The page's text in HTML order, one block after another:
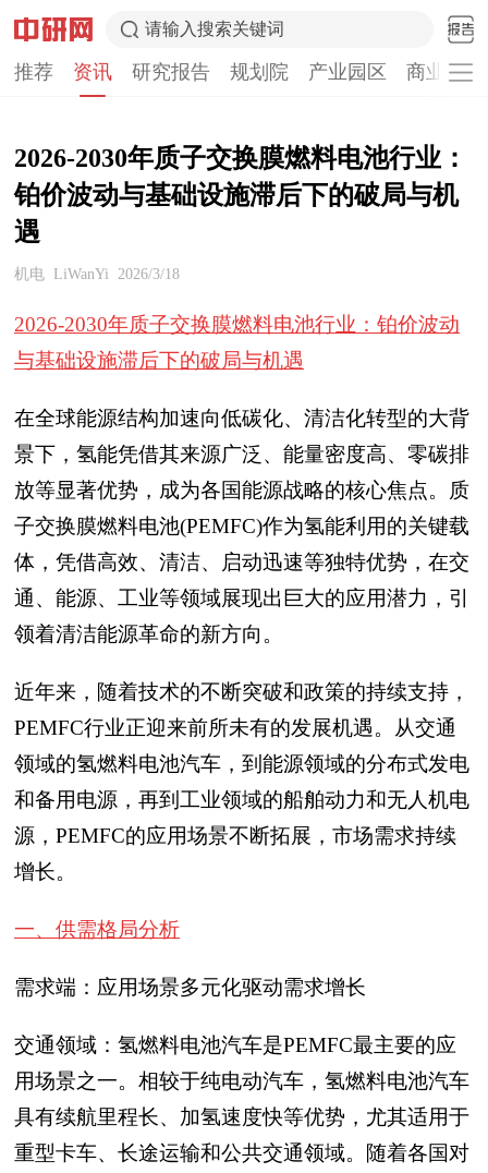
请输入搜索关键词
推荐 资讯 研究报告 规划院 产业园区 商业计
2026-2030年质子交换膜燃料电池行业：
铂价波动与基础设施滞后下的破局与机
遇
机电 LiWanYi 2026/3/18
2026-2030年质子交换膜燃料电池行业：铂价波动
与基础设施滞后下的破局与机遇
在全球能源结构加速向低碳化、清洁化转型的大背
景下，氢能凭借其来源广泛、能量密度高、零碳排
放等显著优势，成为各国能源战略的核心焦点。质
子交换膜燃料电池(PEMFC)作为氢能利用的关键载
体，凭借高效、清洁、启动迅速等独特优势，在交
通、能源、工业等领域展现出巨大的应用潜力，引
领着清洁能源革命的新方向。
近年来，随着技术的不断突破和政策的持续支持，
PEMFC行业正迎来前所未有的发展机遇。从交通
领域的氢燃料电池汽车，到能源领域的分布式发电
和备用电源，再到工业领域的船舶动力和无人机电
源，PEMFC的应用场景不断拓展，市场需求持续
增长。
一、供需格局分析
需求端：应用场景多元化驱动需求增长
交通领域：氢燃料电池汽车是PEMFC最主要的应
用场景之一。相较于纯电动汽车，氢燃料电池汽车
具有续航里程长、加氢速度快等优势，尤其适用于
重型卡车、长途运输和公共交通领域。随着各国对